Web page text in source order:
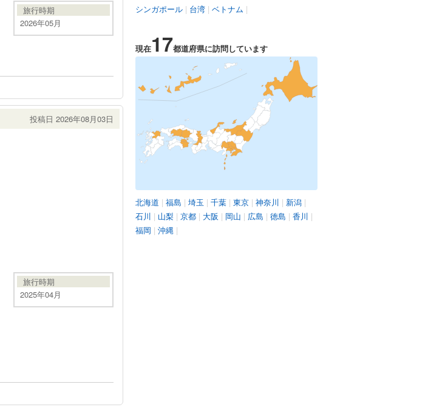
旅行時期
2026年05月
投稿日 2026年08月03日
旅行時期
2025年04月
シンガポール | 台湾 | ベトナム |
現在17都道府県に訪問しています
北海道 | 福島 | 埼玉 | 千葉 | 東京 | 神奈川 | 新潟 |
石川 | 山梨 | 京都 | 大阪 | 岡山 | 広島 | 徳島 | 香川 |
福岡 | 沖縄 |